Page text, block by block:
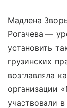
Мадлена
Рогачева —
установить
грузинских
возглавляла
организации
участвовали